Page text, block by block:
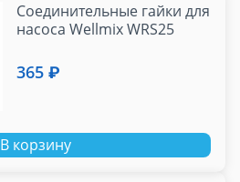
Соединительные гайки для
насоса Wellmix WRS25
365 ₽
В корзину